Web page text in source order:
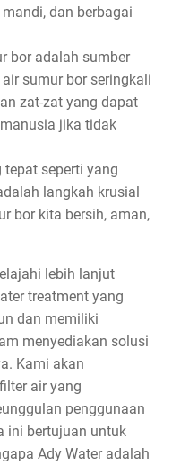
dan berbagai
bor adalah sumber
sumur bor seringkali
zat-zat yang dapat
jika tidak
seperti yang
langkah krusial
bor kita bersih, aman,
lebih lanjut
treatment yang
dan memiliki
menyediakan solusi
Kami akan
air yang
penggunaan
ini bertujuan untuk
Ady Water adalah